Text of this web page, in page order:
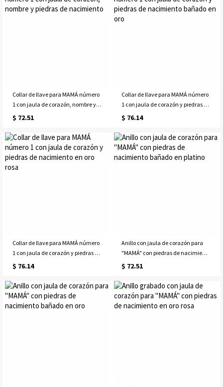
Collar de llave para MAMÁ número
1 con jaula de corazón, nombre y
piedras de nacimiento
$ 72.51
Collar de llave para MAMÁ número
1 con jaula de corazón y piedras de
nacimiento bañado en oro
$ 76.14
Collar de llave para MAMÁ número
1 con jaula de corazón y piedras de
nacimiento en oro rosa
$ 76.14
Anillo con jaula de corazón para
"MAMÁ" con piedras de nacimiento
bañado en platino
$ 72.51